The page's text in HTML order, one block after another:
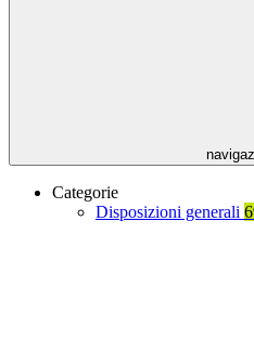
Categorie
Disposizioni generali